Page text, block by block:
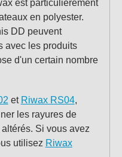
est particulièrement
en polyester.
DD peuvent
avec les produits
d'un certain nombre
et Riwax RS04,
les rayures de
Si vous avez
utilisez Riwax